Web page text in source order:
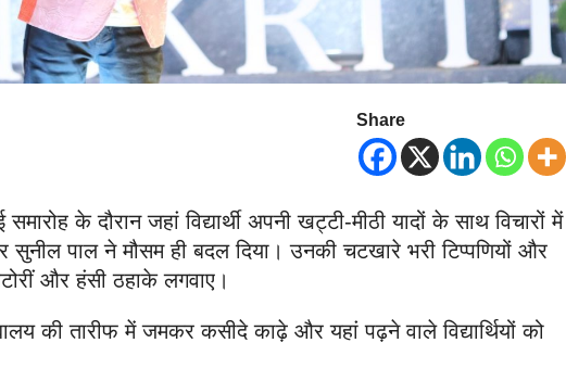
Share
के दौरान जहां विद्यार्थी अपनी खट्टी-मीठी यादों के साथ विचारों में
पाल ने मौसम ही बदल दिया। उनकी चटखारे भरी टिप्पणियों और
और हंसी ठहाके लगवाए।
की तारीफ में जमकर कसीदे काढ़े और यहां पढ़ने वाले विद्यार्थियों को